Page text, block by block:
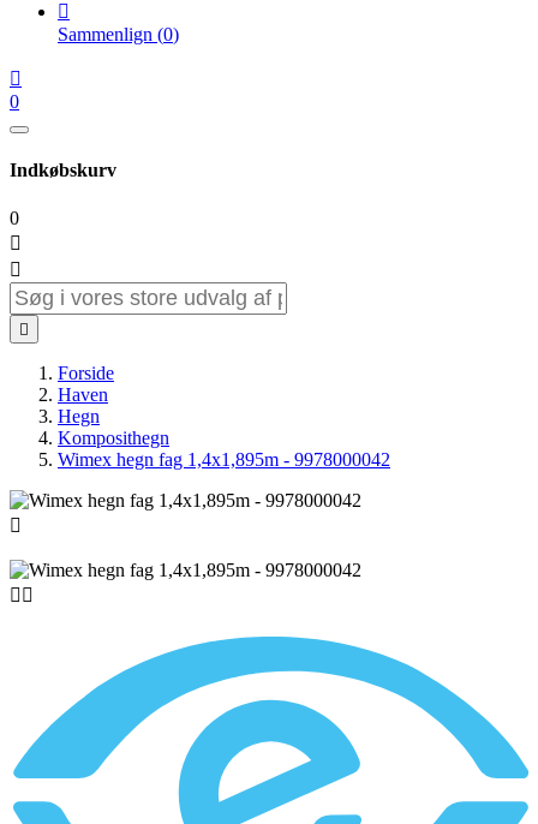

Sammenlign (0)

0
Indkøbskurv
0



Forside
Haven
Hegn
Komposithegn
Wimex hegn fag 1,4x1,895m - 9978000042

 